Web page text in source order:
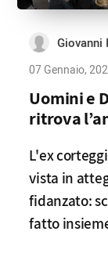
Giovanni
07 Gennaio,
Uomini e
ritrova
L'ex
vista in
fidanzato:
fatto